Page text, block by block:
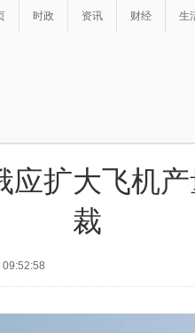
时政 资讯 财经 生
应扩大飞机
裁